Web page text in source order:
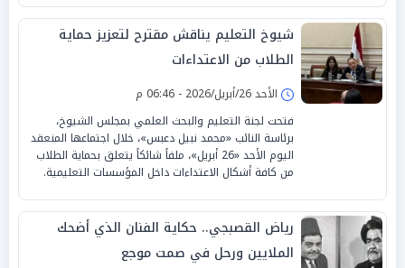
شيوخ التعليم يناقش مقترح لتعزيز حماية
الطلاب من الاعتداءات
الأحد 26/أبريل/2026 - 06:46 م
فتحت لجنة التعليم والبحث العلمي بمجلس الشيوخ،
برئاسة النائب «محمد نبيل دعبس»، خلال اجتماعها المنعقد
اليوم الأحد «26 أبريل»، ملفاً شائكاً يتعلق بحماية الطلاب
من كافة أشكال الاعتداءات داخل المؤسسات التعليمية.
رياض القصبجي.. حكاية الفنان الذي أضحك
الملايين ورحل في صمت موجع